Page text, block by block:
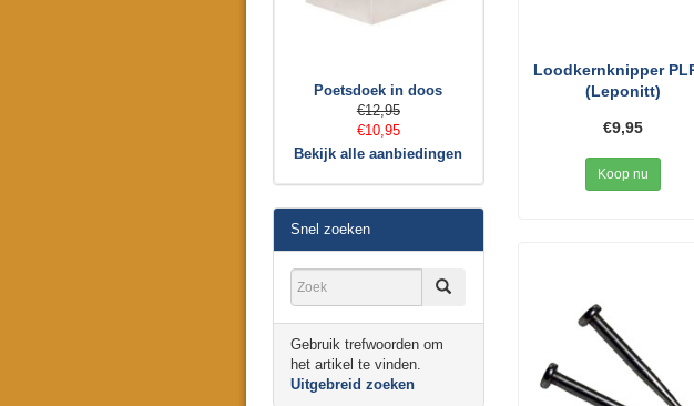
Loodkernknipper
(Leponitt)
€9,95
Koop nu
Poetsdoek in doos
€12,95
€10,95
Bekijk alle aanbiedingen
Snel zoeken
Gebruik trefwoorden om
het artikel te vinden.
Uitgebreid zoeken